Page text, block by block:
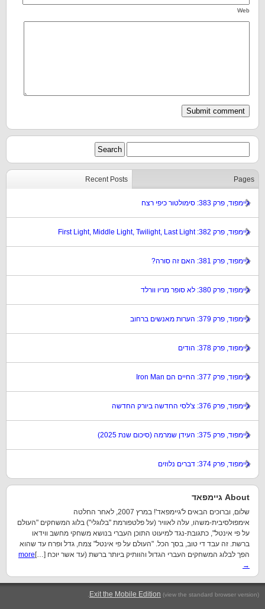
Web
Recent Posts Pages
גיימפוד, פרק 383: סימולטור כיפי רצח
גיימפוד, פרק 382: First Light, Middle Light, Twilight, Last Light
גיימפוד, פרק 381: האם זה סורה?
גיימפוד, פרק 380: לא סופר מריו וורלד
גיימפוד, פרק 379: הערות מאנשים ברחוב
גיימפוד, פרק 378: הודים
גיימפוד, פרק 377: החיים הם Iron Man
גיימפוד, פרק 376: צ'לסי החדשה ביורק החדשה
גיימפוד, פרק 375: העידן שמרמה (סיכום שנת 2025)
גיימפוד, פרק 374: דברים נלוזים
About גיימפאד
שלום, וברוכים הבאים ל'גיימפאד'! במרץ 2007, לאחר החלטה
אימפולסיבית-משהו, עלה לאוויר (על פלטפורמת "בלוגלי") בלוג המשחקים "העולם
על פי אינטל", כתגובת-נגד למיעוט התוכן העברי בנושא משחקי מחשב ווידאו
ברשת. זה עבד די טוב, בסך הכל. "העולם על פי אינטל" צמח, גדל ופרח עד שהוא
הפך לבלוג המשחקים העברי הגדול והוותיק ביותר ברשת (עד אשר יוכח […] more
→
Exit the Mobile Edition (view the standard browser version)
.